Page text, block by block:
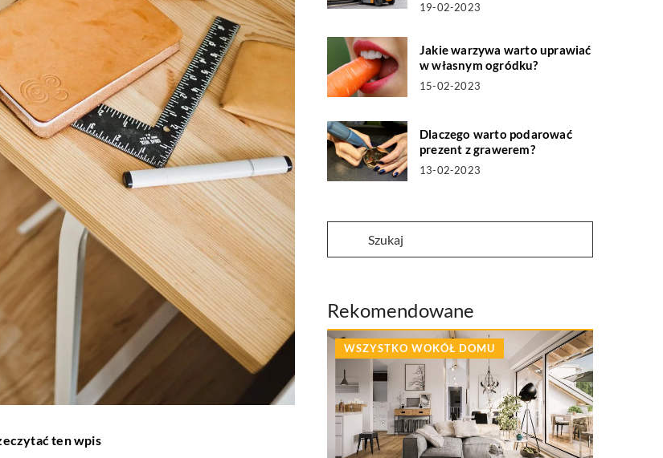
ten wpis
19-02-2023
Jakie warzywa warto uprawiać
w własnym ogródku?
15-02-2023
Dlaczego warto podarować
prezent z grawerem?
13-02-2023
Rekomendowane
WSZYSTKO WOKÓŁ DOMU